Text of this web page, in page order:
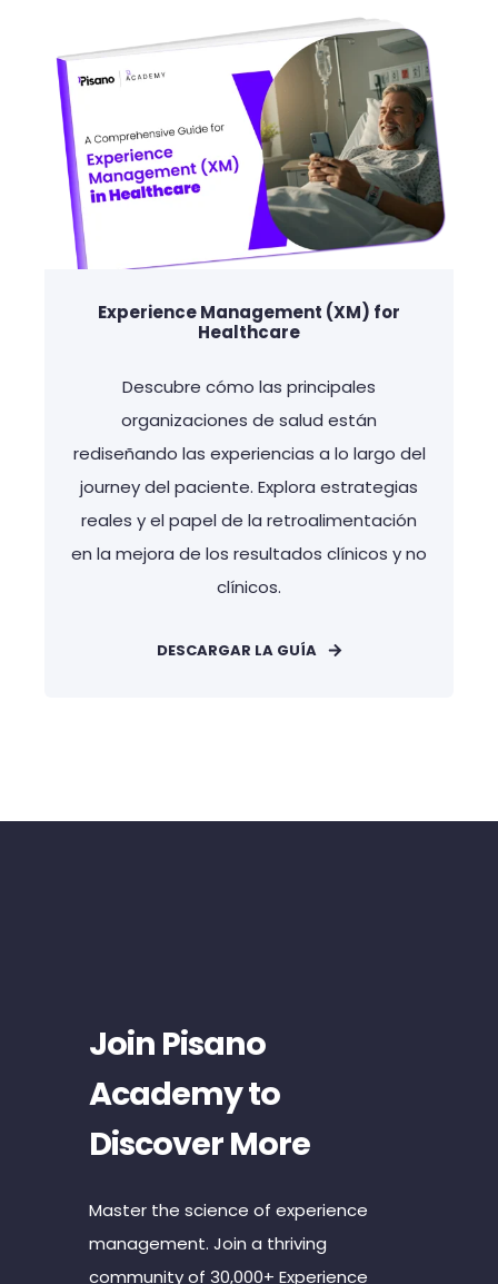
Experience Management (XM) for
Healthcare
Descubre cómo las principales
organizaciones de salud están
rediseñando las experiencias a lo largo del
journey del paciente. Explora estrategias
reales y el papel de la retroalimentación
en la mejora de los resultados clínicos y no
clínicos.
DESCARGAR LA GUÍA
Join Pisano
Academy to
Discover More
Master the science of experience
management. Join a thriving
community of 30,000+ Experience